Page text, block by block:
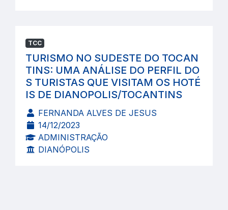
TCC
TURISMO NO SUDESTE DO TOCAN
TINS: UMA ANÁLISE DO PERFIL DO
S TURISTAS QUE VISITAM OS HOTÉ
IS DE DIANOPOLIS/TOCANTINS
FERNANDA ALVES DE JESUS
14/12/2023
ADMINISTRAÇÃO
DIANÓPOLIS